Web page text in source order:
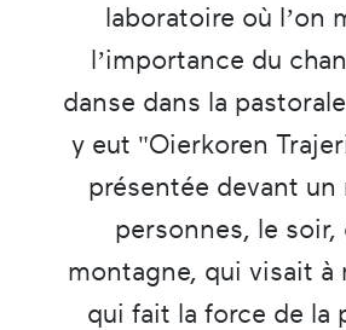
laboratoire où l’on
l’importance du
danse dans la
y eut "Oierkoren
présentée devant un
personnes, le soir,
montagne, qui visait à
qui fait la force de la